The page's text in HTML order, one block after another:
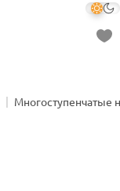
Многоступенчатые